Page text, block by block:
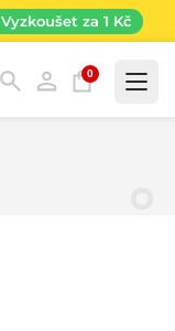
Vyzkoušet za 1 Kč
0